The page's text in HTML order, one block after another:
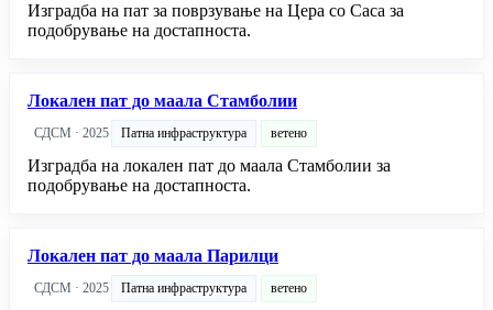
Изградба на пат за поврзување на Цера со Саса за
подобрување на достапноста.
Локален пат до маала Стамболии
СДСМ · 2025 Патна инфраструктура ветено
Изградба на локален пат до маала Стамболии за
подобрување на достапноста.
Локален пат до маала Парилци
СДСМ · 2025 Патна инфраструктура ветено